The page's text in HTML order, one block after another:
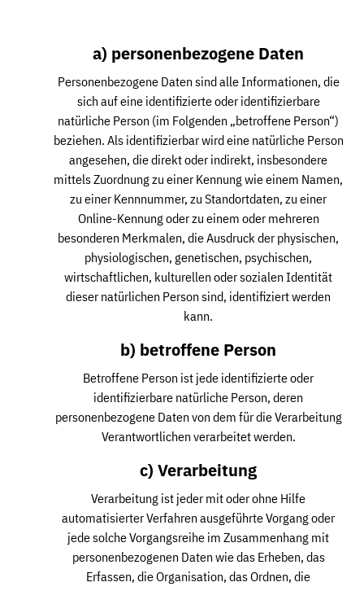
a) personenbezogene Daten
Personenbezogene Daten sind alle Informationen, die
sich auf eine identifizierte oder identifizierbare
natürliche Person (im Folgenden „betroffene Person“)
beziehen. Als identifizierbar wird eine natürliche Person
angesehen, die direkt oder indirekt, insbesondere
mittels Zuordnung zu einer Kennung wie einem Namen,
zu einer Kennnummer, zu Standortdaten, zu einer
Online-Kennung oder zu einem oder mehreren
besonderen Merkmalen, die Ausdruck der physischen,
physiologischen, genetischen, psychischen,
wirtschaftlichen, kulturellen oder sozialen Identität
dieser natürlichen Person sind, identifiziert werden
kann.
b) betroffene Person
Betroffene Person ist jede identifizierte oder
identifizierbare natürliche Person, deren
personenbezogene Daten von dem für die Verarbeitung
Verantwortlichen verarbeitet werden.
c) Verarbeitung
Verarbeitung ist jeder mit oder ohne Hilfe
automatisierter Verfahren ausgeführte Vorgang oder
jede solche Vorgangsreihe im Zusammenhang mit
personenbezogenen Daten wie das Erheben, das
Erfassen, die Organisation, das Ordnen, die